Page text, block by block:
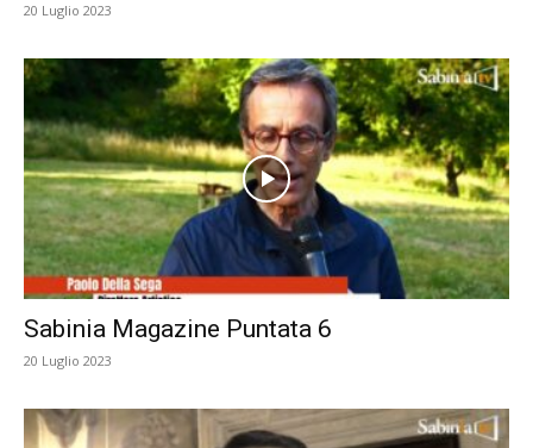
20 Luglio 2023
Sabinia Magazine Puntata 6
20 Luglio 2023